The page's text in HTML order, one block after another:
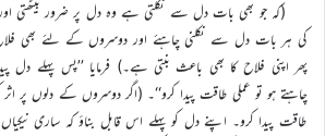
(کہ جو بھی بات دل سے نکلتی ہے وہ دل پر ضرور بیٹھتی
کی ہر بات دل سے نکلنی چاہئے اور دوسروں کے لئے بھی
پھر اپنی فلاح کا بھی باعث بنتی ہے۔) فرمایا ’’پس پہلے دل
چاہتے ہو تو عملی طاقت پیدا کرو‘‘۔ (اگر دوسروں کے دلوں پر اثر
طاقت پیدا کرو۔ اپنے دل کو پہلے اس قابل بناؤ کہ ساری